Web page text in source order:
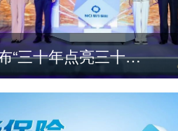
新华保险发布“三十年点亮三十城”全国人才计划